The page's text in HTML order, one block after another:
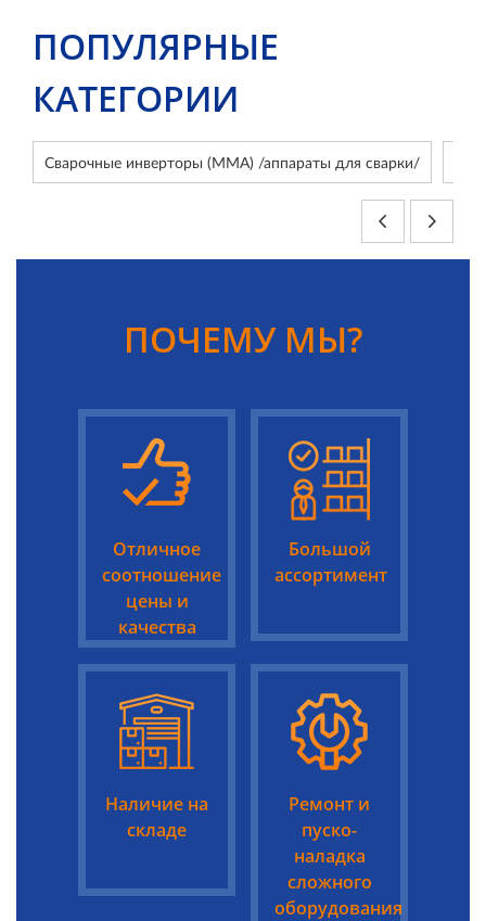
ПОПУЛЯРНЫЕ
КАТЕГОРИИ
Сварочные инверторы (ММА) /аппараты для сварки/
ПОЧЕМУ МЫ?
Отличное
соотношение
цены и
качества
Большой
ассортимент
Наличие на
складе
Ремонт и
пуско-
наладка
сложного
оборудования